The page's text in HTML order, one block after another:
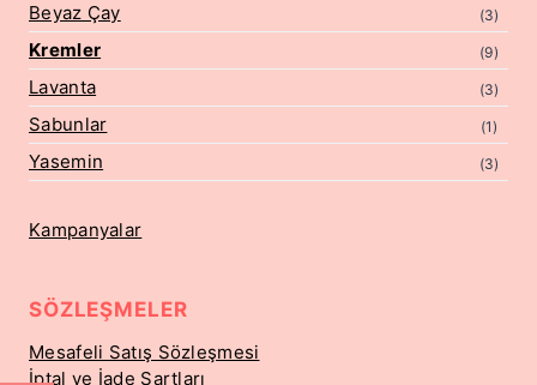
Beyaz Çay (3)
Kremler (9)
Lavanta (3)
Sabunlar (1)
Yasemin (3)
Kampanyalar
SÖZLEŞMELER
Mesafeli Satış Sözleşmesi
İptal ve İade Şartları